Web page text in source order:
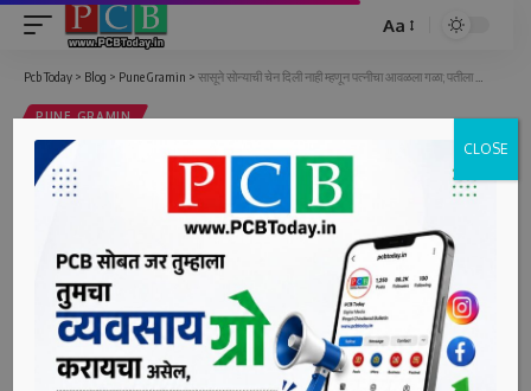
Font
Aa
Pcb Today > Blog > Pune Gramin > सासूने सोन्याची चेन दिली नाही म्हणून पत्नीचा आवळला गळा; पतीला अटक
PUNE GRAMIN
सासूने सोन्याची चेन दिली नाही म्हणून पत्नीचा
आवळला गळा; पतीला अटक
Last updated: June 8, 2022 5:26 pm
bpcauthor
1 Min Read
CLOSE